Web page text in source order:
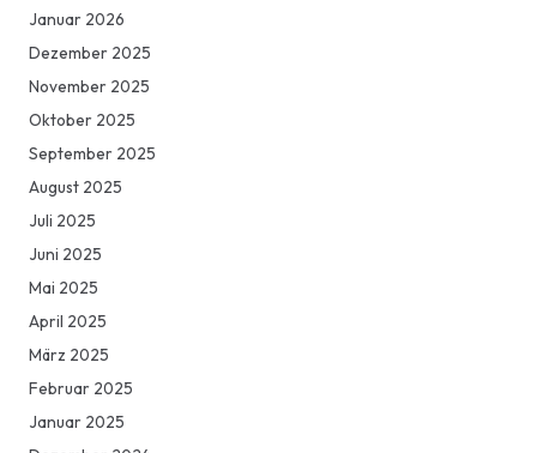
Januar 2026
Dezember 2025
November 2025
Oktober 2025
September 2025
August 2025
Juli 2025
Juni 2025
Mai 2025
April 2025
März 2025
Februar 2025
Januar 2025